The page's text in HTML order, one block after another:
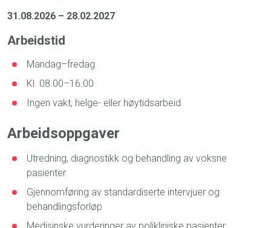
31.08.2026 – 28.02.2027
Arbeidstid
Mandag–fredag
Kl. 08.00–16.00
Ingen vakt, helge- eller høytidsarbeid
Arbeidsoppgaver
Utredning, diagnostikk og behandling av voksne
pasienter
Gjennomføring av standardiserte intervjuer og
behandlingsforløp
Medisinske vurderinger av polikliniske pasienter